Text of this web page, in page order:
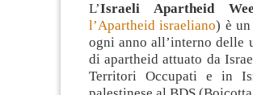
L’Israeli Apartheid
l’Apartheid israeliano) è
ogni anno all’interno delle
di apartheid attuato da
Territori Occupati e in